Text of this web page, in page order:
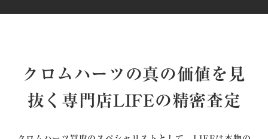
クロムハーツの真の価値を見
抜く専門店LIFEの精密査定